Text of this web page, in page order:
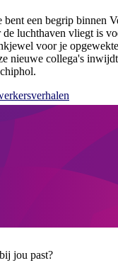
een begrip binnen
luchthaven vliegt is
voor je
nieuwe collega's
jou past?